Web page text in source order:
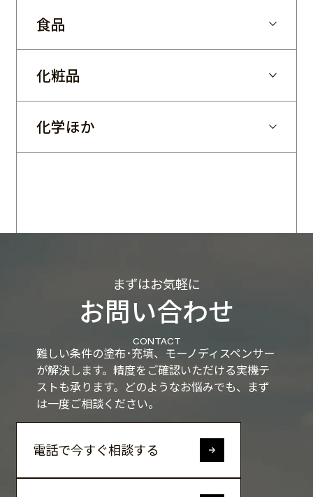
食品
化粧品
化学ほか
まずはお気軽に
お問い合わせ
CONTACT
難しい条件の塗布･充填、モーノディスペンサー
が解決します。 精度をご確認いただける実機テ
ストも承ります。
どのようなお悩みでも、まず
は一度ご相談ください。
電話で今すぐ相談する